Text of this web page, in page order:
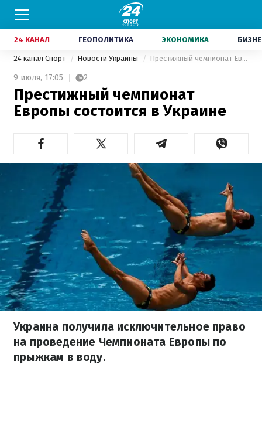
24 КАНАЛ ГЕОПОЛИТИКА ЭКОНОМИКА
24 канал Спорт Новости Украины Престижный чемпионат Европы состоится в Украине
9 июля, 17:05 2
Престижный чемпионат
Европы состоится в Украине
Украина получила исключительное право
на проведение Чемпионата Европы по
прыжкам в воду.